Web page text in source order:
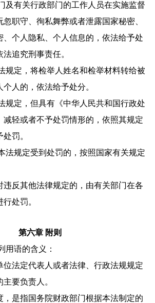
及有关行政部门的工作人员在实施监督
职守、徇私舞弊或者泄露国家秘密、
、个人隐私、个人信息的，依法给予处
追究刑事责任。
规定，将检举人姓名和检举材料转给被
人的，依法给予处分。
规定，但具有《中华人民共和国行政处
减轻或者不予处罚情形的，依照其规定
罚。
法规定受到处罚的，按照国家有关规定
违反其他法律规定的，由有关部门在各
处罚。
第六章 附则
用语的含义：
位法定代表人或者法律、行政法规规定
要负责人。
，是指国务院财政部门根据本法制定的